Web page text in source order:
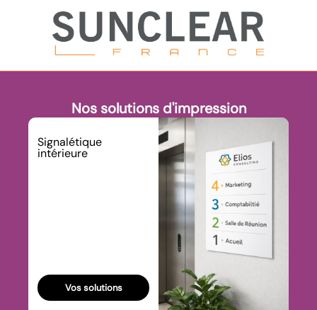
Nos solutions d'impression
Signalétique
intérieure
Vos solutions